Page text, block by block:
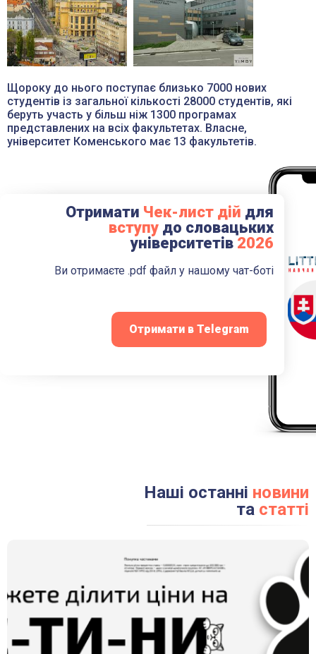
Залиште заявку!
Щороку до нього поступає близько 7000 нових
студентів із загальної кількості 28000 студентів, які
беруть участь у більш ніж 1300 програмах
представлених на всіх факультетах. Власне,
університет Коменського має 13 факультетів.
Отримати Чек-лист дій для
вступу до словацьких
університетів 2026
Ви отримаєте .pdf файл у нашому чат-боті
Отримати в Telegram
Наші останні новини
та статті